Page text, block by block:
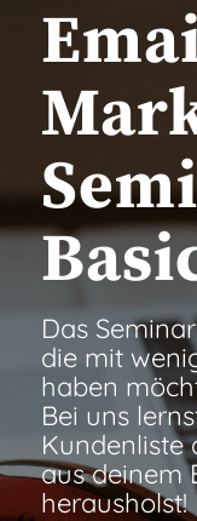
Das
die mit
haben
Bei uns
Kundenliste
aus deinem
herausholst!